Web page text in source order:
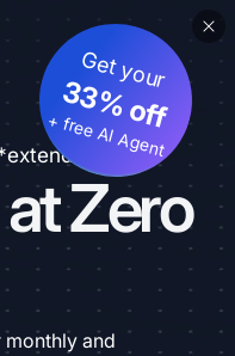
Zero
Get your
33% off
+ free AI Agent
and